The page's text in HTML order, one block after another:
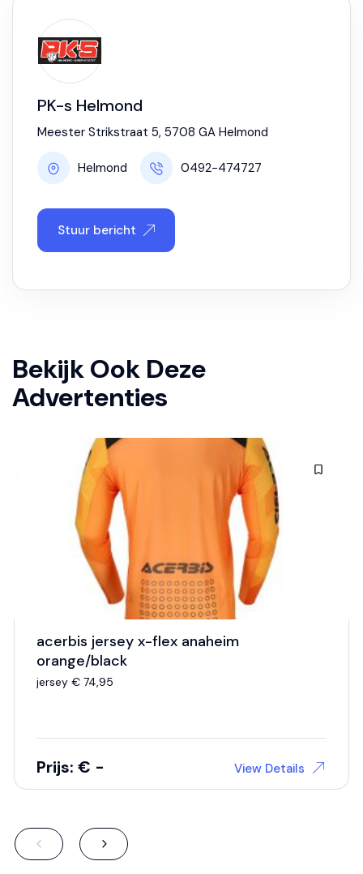
PK-s Helmond
Meester Strikstraat 5, 5708 GA Helmond
Helmond 0492-474727
Stuur bericht
Bekijk Ook Deze
Advertenties
acerbis jersey x-flex anaheim
orange/black
jersey € 74,95
Prijs: € - View Details